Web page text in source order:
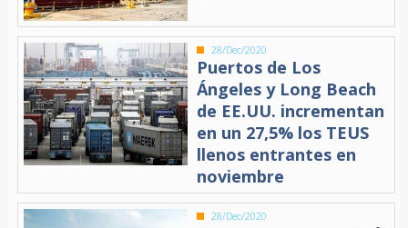
28/Dec/2020
Puertos de Los
Ángeles y Long Beach
de EE.UU. incrementan
en un 27,5% los TEUS
llenos entrantes en
noviembre
28/Dec/2020